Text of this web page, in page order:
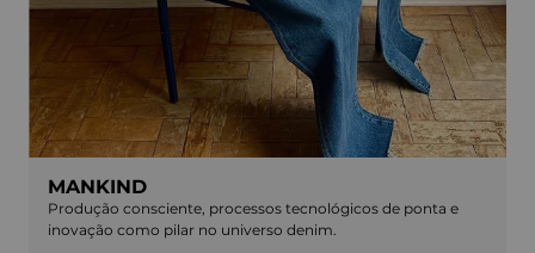
MANKIND
Produção consciente, processos tecnológicos de ponta e
inovação como pilar no universo denim.